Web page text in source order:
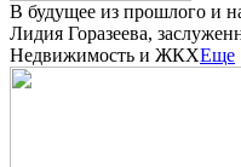
В будущее из прошлого и
Лидия Горазеева,
Недвижимость и ЖКХЕще